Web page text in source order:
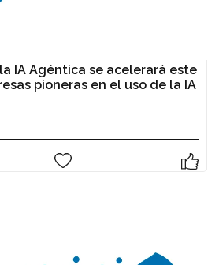
IA Agéntica se acelerará este
pioneras en el uso de la IA